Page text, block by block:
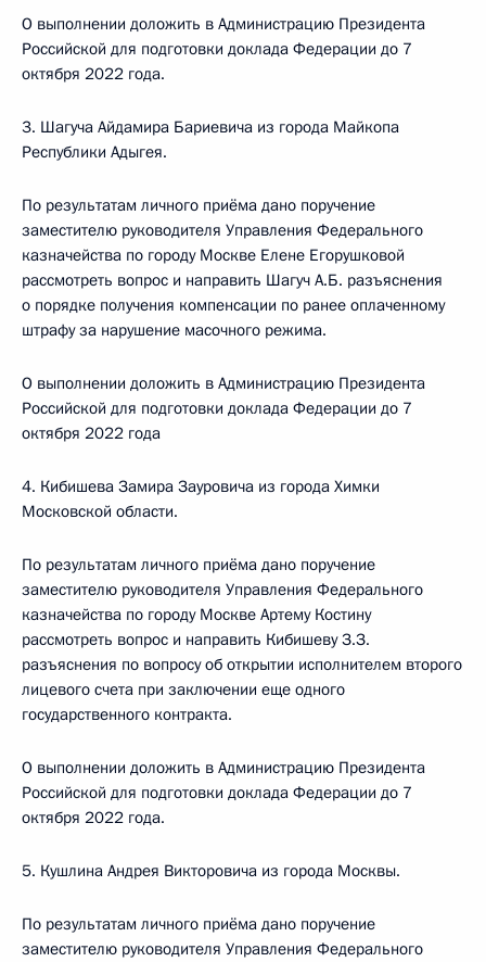
О выполнении доложить в Администрацию Президента
Российской для подготовки доклада Федерации до 7
октября 2022 года.
3. Шагуча Айдамира Бариевича из города Майкопа
Республики Адыгея.
По результатам личного приёма дано поручение
заместителю руководителя Управления Федерального
казначейства по городу Москве Елене Егорушковой
рассмотреть вопрос и направить Шагуч А.Б. разъяснения
о порядке получения компенсации по ранее оплаченному
штрафу за нарушение масочного режима.
О выполнении доложить в Администрацию Президента
Российской для подготовки доклада Федерации до 7
октября 2022 года
4. Кибишева Замира Зауровича из города Химки
Московской области.
По результатам личного приёма дано поручение
заместителю руководителя Управления Федерального
казначейства по городу Москве Артему Костину
рассмотреть вопрос и направить Кибишеву З.З.
разъяснения по вопросу об открытии исполнителем второго
лицевого счета при заключении еще одного
государственного контракта.
О выполнении доложить в Администрацию Президента
Российской для подготовки доклада Федерации до 7
октября 2022 года.
5. Кушлина Андрея Викторовича из города Москвы.
По результатам личного приёма дано поручение
заместителю руководителя Управления Федерального